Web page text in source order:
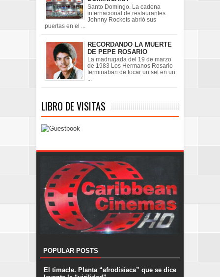
Santo Domingo. La cadena
internacional de restaurantes
Johnny Rockets abrió sus
puertas en el ...
RECORDANDO LA MUERTE
DE PEPE ROSARIO
La madrugada del 19 de marzo
de 1983 Los Hermanos Rosario
terminaban de tocar un set en un
...
LIBRO DE VISITAS
POPULAR POSTS
El timacle. Planta “afrodisíaca” que se dice